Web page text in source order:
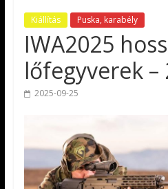
Kiállítás Puska, karabély
IWA2025
lőfegyverek –
2025-09-25